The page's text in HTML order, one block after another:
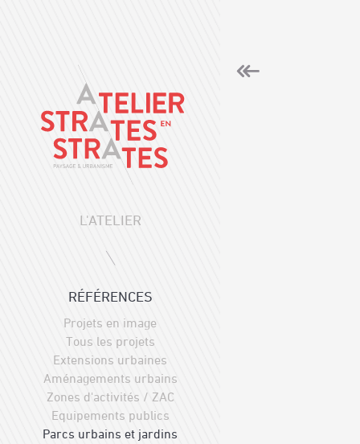
L'ATELIER
RÉFÉRENCES
Projets en image
Tous les projets
Extensions urbaines
Aménagements urbains
Zones d'activités / ZAC
Equipements publics
Parcs urbains et jardins